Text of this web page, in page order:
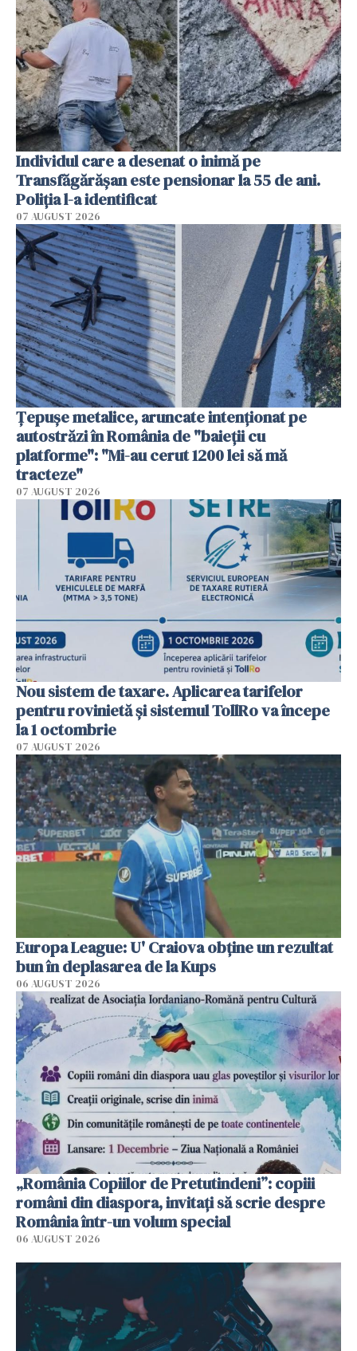
Individul care a desenat o inimă pe
Transfăgărășan este pensionar la 55 de ani.
Poliția l-a identificat
07 AUGUST 2026
Țepușe metalice, aruncate intenționat pe
autostrăzi în România de "baieții cu
platforme": "Mi-au cerut 1200 lei să mă
tracteze"
07 AUGUST 2026
Nou sistem de taxare. Aplicarea tarifelor
pentru rovinietă şi sistemul TollRo va începe
la 1 octombrie
07 AUGUST 2026
Europa League: U' Craiova obține un rezultat
bun în deplasarea de la Kups
06 AUGUST 2026
„România Copiilor de Pretutindeni”: copiii
români din diaspora, invitați să scrie despre
România într-un volum special
06 AUGUST 2026